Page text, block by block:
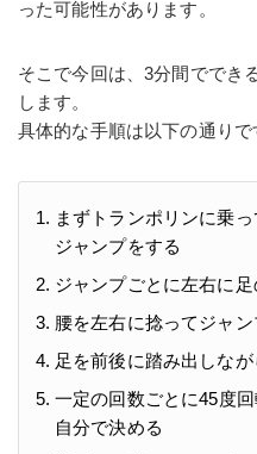
った可能性があります。
そこで今回は、3分間ででき
します。
具体的な手順は以下の通りで
まずトランポリンに乗
ジャンプをする
ジャンプごとに左右に
腰を左右に捻ってジャン
足を前後に踏み出しな
一定の回数ごとに45度
自分で決める